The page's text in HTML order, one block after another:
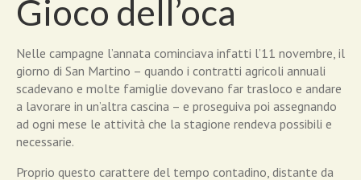
Gioco dell’oca
Nelle campagne l’annata cominciava infatti l’11 novembre, il
giorno di San Martino – quando i contratti agricoli annuali
scadevano e molte famiglie dovevano far trasloco e andare
a lavorare in un’altra cascina – e proseguiva poi assegnando
ad ogni mese le attività che la stagione rendeva possibili e
necessarie.
Proprio questo carattere del tempo contadino, distante da